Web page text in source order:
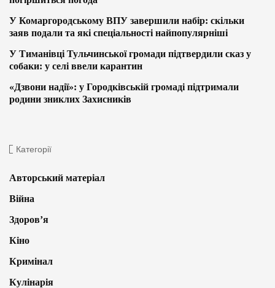
У Комаргородському ВПУ завершили набір: скільки
заяв подали та які спеціальності найпопулярніші
У Тиманівці Тульчинської громади підтвердили сказ у
собаки: у селі ввели карантин
«Дзвони надії»: у Городківській громаді підтримали
родини зниклих Захисників
Категорії
Авторський матеріал
Війна
Здоров’я
Кіно
Кримінал
Кулінарія